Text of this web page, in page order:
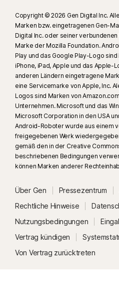
Copyright © 2026 Gen Digital Inc.
Marken bzw. eingetragenen Gen-
Digital Inc. oder seiner
Marke der Mozilla Foundation.
Play und das Google Play-Logo
iPhone, iPad, Apple und das Apple-
anderen Ländern eingetragene
eine Servicemarke von Apple, Inc.
Logos sind Marken von
Unternehmen. Microsoft und das
Microsoft Corporation in den USA
Android-Roboter wurde aus einem
freigegebenen Werk
gemäß den in der Creative
beschriebenen Bedingungen
können Marken anderer
Über Gen Pressezentrum
Rechtliche Hinweise
Nutzungsbedingungen
Vertrag kündigen
Von Vertrag zurücktreten